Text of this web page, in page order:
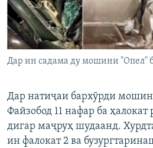
ГУЗОРИШҲОИ РАДИОӢ
Русский
Ҳамаи сомонаҳои RFE/RL
Дар ин садама ду мошини "Опел"
Дар натиҷаи бархӯрди
Файзобод 11 нафар ба ҳалокат
дигар маҷруҳ шудаанд.
ин фалокат 2 ва